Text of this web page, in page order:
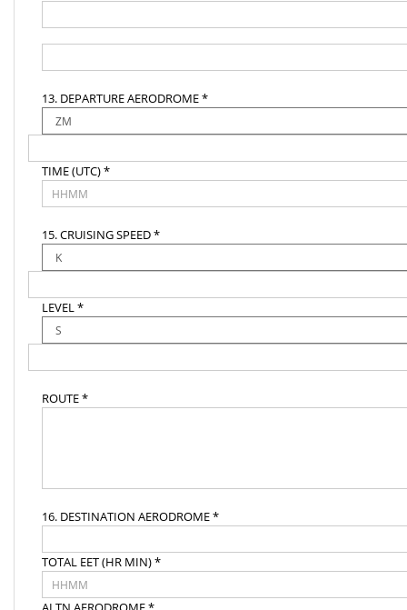
13. DEPARTURE AERODROME *
TIME (UTC) *
15. CRUISING SPEED *
LEVEL *
ROUTE *
16. DESTINATION AERODROME *
TOTAL EET (HR MIN) *